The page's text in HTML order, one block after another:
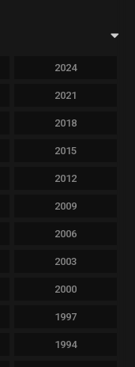
2024
2021
2018
2015
2012
2009
2006
2003
2000
1997
1994